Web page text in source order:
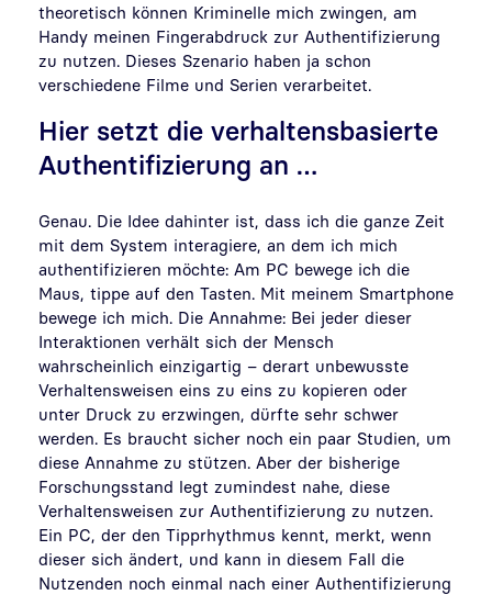
theoretisch können Kriminelle mich zwingen, am
Handy meinen Fingerabdruck zur Authentifizierung
zu nutzen. Dieses Szenario haben ja schon
verschiedene Filme und Serien verarbeitet.
Hier setzt die verhaltensbasierte
Authentifizierung an …
Genau. Die Idee dahinter ist, dass ich die ganze Zeit
mit dem System interagiere, an dem ich mich
authentifizieren möchte: Am PC bewege ich die
Maus, tippe auf den Tasten. Mit meinem Smartphone
bewege ich mich. Die Annahme: Bei jeder dieser
Interaktionen verhält sich der Mensch
wahrscheinlich einzigartig – derart unbewusste
Verhaltensweisen eins zu eins zu kopieren oder
unter Druck zu erzwingen, dürfte sehr schwer
werden. Es braucht sicher noch ein paar Studien, um
diese Annahme zu stützen. Aber der bisherige
Forschungsstand legt zumindest nahe, diese
Verhaltensweisen zur Authentifizierung zu nutzen.
Ein PC, der den Tipprhythmus kennt, merkt, wenn
dieser sich ändert, und kann in diesem Fall die
Nutzenden noch einmal nach einer Authentifizierung